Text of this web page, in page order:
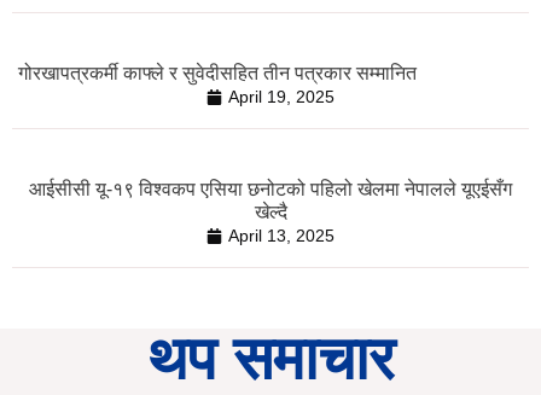
गोरखापत्रकर्मी काफ्ले र सुवेदीसहित तीन पत्रकार सम्मानित
April 19, 2025
आईसीसी यू-१९ विश्वकप एसिया छनोटको पहिलो खेलमा नेपालले यूएईसँग
खेल्दै
April 13, 2025
थप समाचार